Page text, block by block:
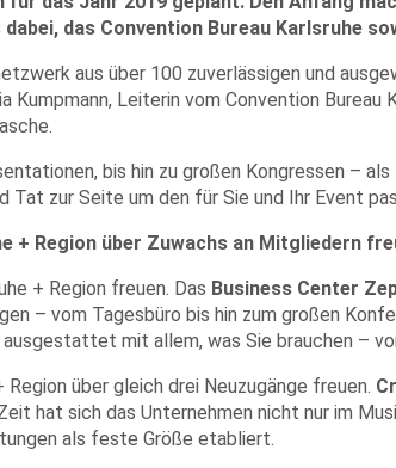
das Convention Bureau Karlsruhe
aus über 100 zuverlässigen und
Leiterin vom Convention Bureau
bis hin zu großen Kongressen –
zur Seite um den für Sie und Ihr Event
+ Region über Zuwachs an Mitgliedern
+ Region freuen. Das Business Center
– vom Tagesbüro bis hin zum großen
mit allem, was Sie brauchen –
über gleich drei Neuzugänge freuen.
hat sich das Unternehmen nicht nur im
als feste Größe etabliert.